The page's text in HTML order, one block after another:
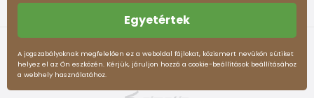
pidilidi.hu © 2026. WebdesignLitvanyi.sk.
Egyetértek
A jogszabályoknak megfelelően ez a weboldal fájlokat, közismert nevükön sütiket
helyez el az Ön eszközén. Kérjük, járuljon hozzá a cookie-beállítások beállításához
a webhely használatához.